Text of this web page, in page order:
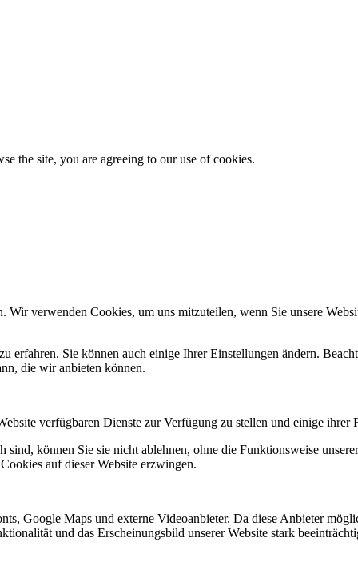
the site, you are agreeing to our use of cookies.
verwenden Cookies, um uns mitzuteilen, wenn Sie unsere
erfahren. Sie können auch einige Ihrer Einstellungen ändern.
die wir anbieten können.
verfügbaren Dienste zur Verfügung zu stellen und einige ihrer
können Sie sie nicht ablehnen, ohne die Funktionsweise
auf dieser Website erzwingen.
Google Maps und externe Videoanbieter. Da diese Anbieter
und das Erscheinungsbild unserer Website stark